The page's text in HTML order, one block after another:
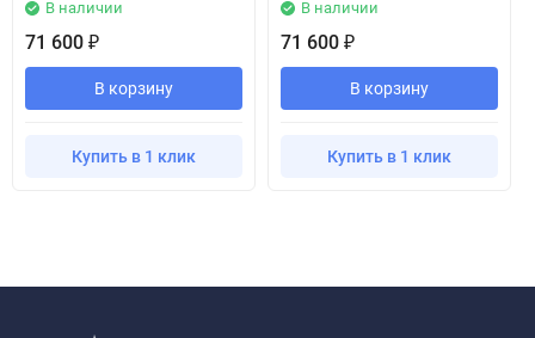
В наличии
71 600 ₽
В корзину
Купить в 1 клик
В наличии
71 600 ₽
В корзину
Купить в 1 клик